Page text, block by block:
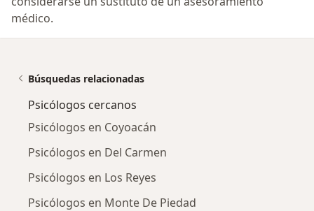
médico.
Búsquedas relacionadas
Psicólogos cercanos
Psicólogos en Coyoacán
Psicólogos en Del Carmen
Psicólogos en Los Reyes
Psicólogos en Monte De Piedad